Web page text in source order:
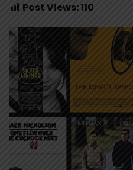
Post Views:110